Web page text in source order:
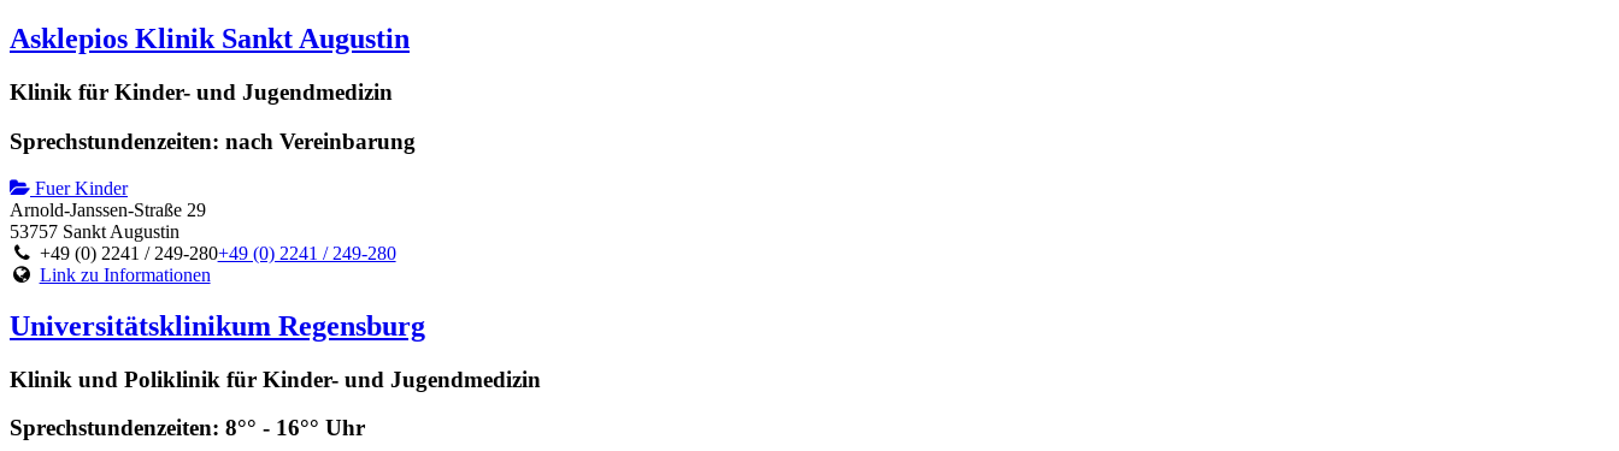
Asklepios Klinik Sankt Augustin
Klinik für Kinder- und Jugendmedizin
Sprechstundenzeiten: nach Vereinbarung
Fuer Kinder
Arnold-Janssen-Straße 29
53757 Sankt Augustin
+49 (0) 2241 / 249-280+49 (0) 2241 / 249-280
Link zu Informationen
Universitätsklinikum Regensburg
Klinik und Poliklinik für Kinder- und Jugendmedizin
Sprechstundenzeiten: 8°° - 16°° Uhr